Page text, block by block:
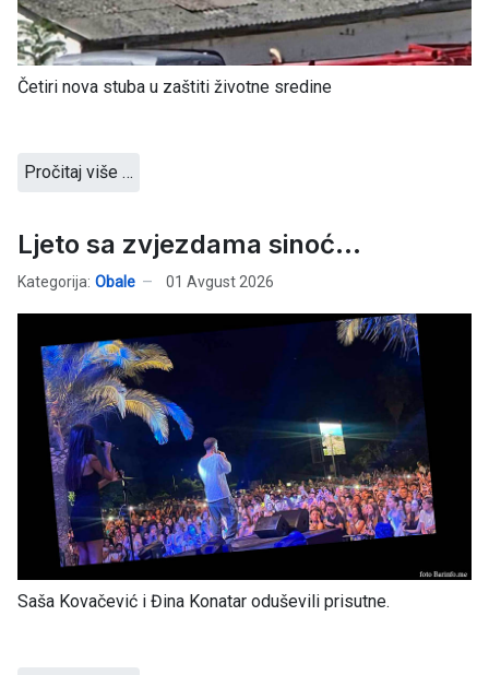
Četiri nova stuba u zaštiti životne sredine
Pročitaj više …
Ljeto sa zvjezdama sinoć...
Kategorija: Obale 01 Avgust 2026
Saša Kovačević i Đina Konatar oduševili prisutne.